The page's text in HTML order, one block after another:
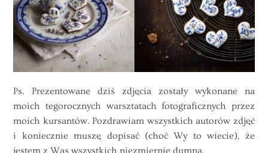
Ps. Prezentowane dziś zdjęcia zostały wykonane na
moich tegorocznych warsztatach fotograficznych przez
moich kursantów. Pozdrawiam wszystkich autorów zdjęć
i koniecznie muszę dopisać (choć Wy to wiecie), że
jestem z Was wszystkich niezmiernie dumna.